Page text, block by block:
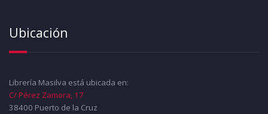
Ubicación
Librería Masilva está ubicada en:
C/ Pérez Zamora, 17
38400 Puerto de la Cruz